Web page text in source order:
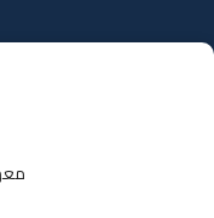
إلى
المحتوى